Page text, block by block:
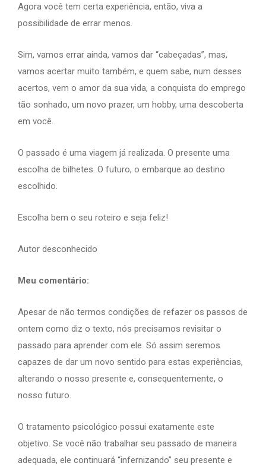
Agora você tem certa experiência, então, viva a
possibilidade de errar menos.
Sim, vamos errar ainda, vamos dar “cabeçadas”, mas,
vamos acertar muito também, e quem sabe, num desses
acertos, vem o amor da sua vida, a conquista do emprego
tão sonhado, um novo prazer, um hobby, uma descoberta
em você.
O passado é uma viagem já realizada. O presente uma
escolha de bilhetes. O futuro, o embarque ao destino
escolhido.
Escolha bem o seu roteiro e seja feliz!
Autor desconhecido
Meu comentário:
Apesar de não termos condições de refazer os passos de
ontem como diz o texto, nós precisamos revisitar o
passado para aprender com ele. Só assim seremos
capazes de dar um novo sentido para estas experiências,
alterando o nosso presente e, consequentemente, o
nosso futuro.
O tratamento psicológico possui exatamente este
objetivo. Se você não trabalhar seu passado de maneira
adequada, ele continuará “infernizando” seu presente e